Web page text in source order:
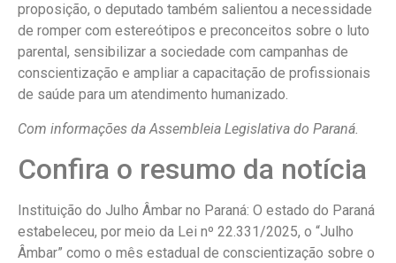
proposição, o deputado também salientou a necessidade
de romper com estereótipos e preconceitos sobre o luto
parental, sensibilizar a sociedade com campanhas de
conscientização e ampliar a capacitação de profissionais
de saúde para um atendimento humanizado.
Com informações da Assembleia Legislativa do Paraná.
Confira o resumo da notícia
Instituição do Julho Âmbar no Paraná: O estado do Paraná
estabeleceu, por meio da Lei nº 22.331/2025, o “Julho
Âmbar” como o mês estadual de conscientização sobre o